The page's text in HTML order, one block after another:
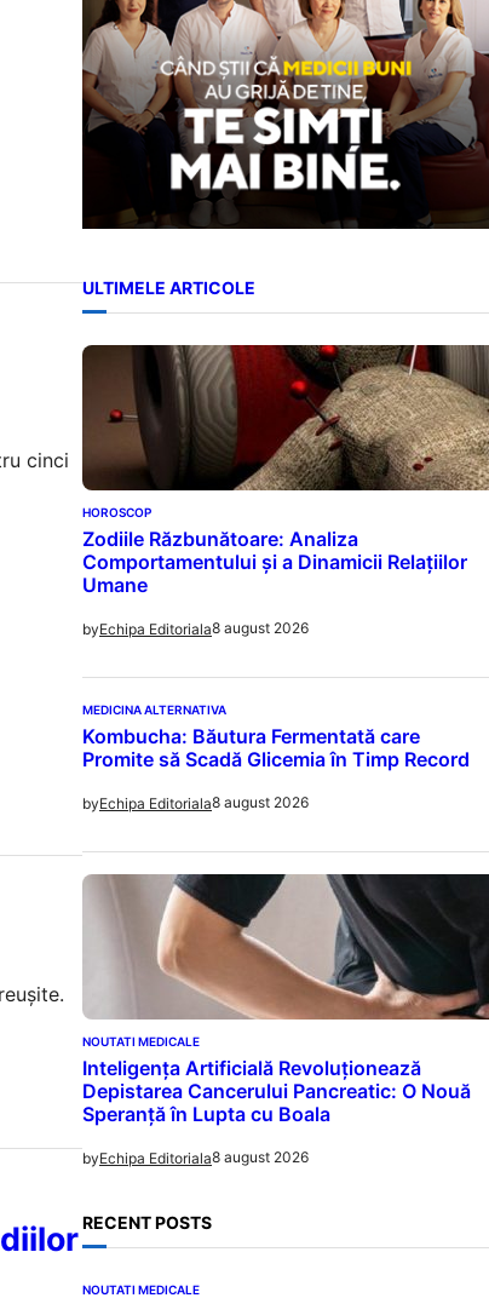
cinci
ULTIMELE ARTICOLE
HOROSCOP
Zodiile Răzbunătoare: Analiza
Comportamentului și a Dinamicii Relațiilor
Umane
byEchipa Editoriala8 august 2026
MEDICINA ALTERNATIVA
Kombucha: Băutura Fermentată care
Promite să Scadă Glicemia în Timp Record
byEchipa Editoriala8 august 2026
NOUTATI MEDICALE
Inteligența Artificială Revoluționează
Depistarea Cancerului Pancreatic: O Nouă
Speranță în Lupta cu Boala
byEchipa Editoriala8 august 2026
RECENT POSTS
NOUTATI MEDICALE